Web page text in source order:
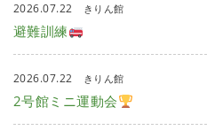
2026.07.22 きりん館
避難訓練
2026.07.22 きりん館
2号館ミニ運動会